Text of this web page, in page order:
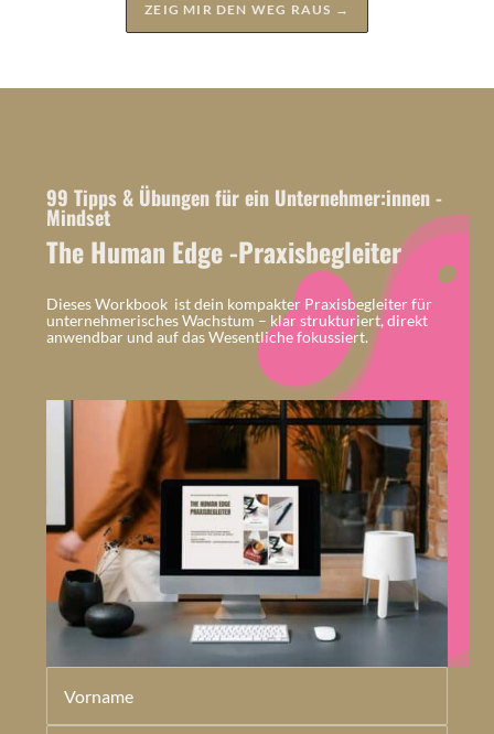
ZEIG MIR DEN WEG RAUS →
99 Tipps & Übungen für ein Unternehmer:innen -
Mindset
The Human Edge -Praxisbegleiter
Dieses Workbook ist dein kompakter Praxisbegleiter für
unternehmerisches Wachstum – klar strukturiert, direkt
anwendbar und auf das Wesentliche fokussiert.